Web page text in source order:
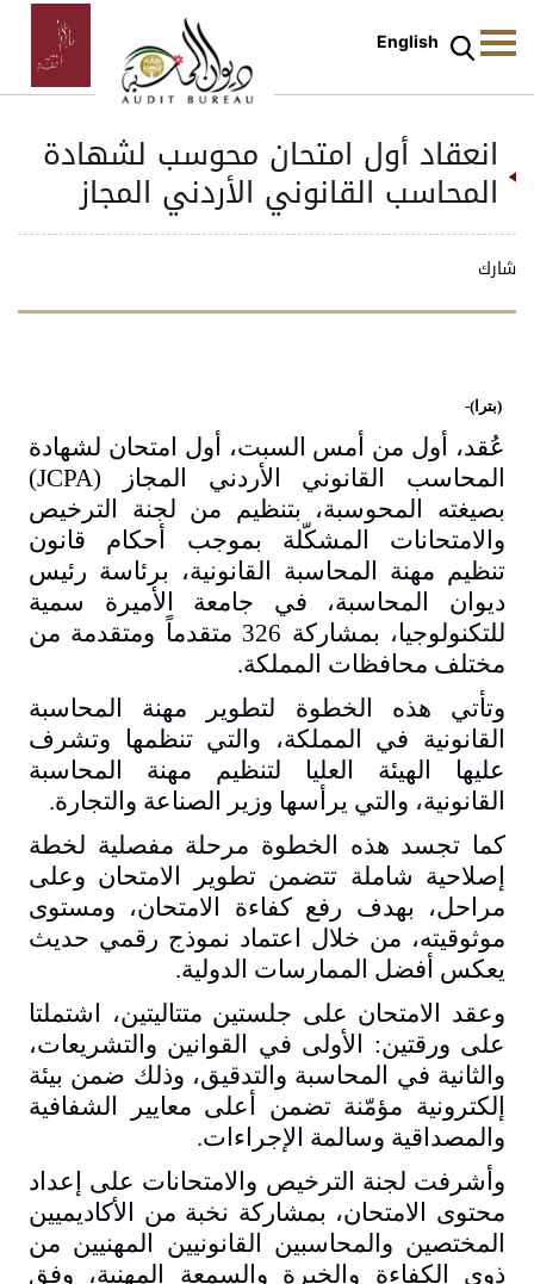
English
انعقاد أول امتحان محوسب لشهادة
المحاسب القانوني الأردني المجاز
شارك
(بترا)-
عُقد، أول من أمس السبت، أول امتحان لشهادة
المحاسب القانوني الأردني المجاز
(JCPA)
بصيغته المحوسبة، بتنظيم من لجنة الترخيص
والامتحانات المشكّلة بموجب أحكام قانون
تنظيم مهنة المحاسبة القانونية، برئاسة رئيس
ديوان المحاسبة، في جامعة الأميرة سمية
للتكنولوجيا، بمشاركة 326 متقدماً ومتقدمة من
مختلف محافظات المملكة.
وتأتي هذه الخطوة لتطوير مهنة المحاسبة
القانونية في المملكة، والتي تنظمها وتشرف
عليها الهيئة العليا لتنظيم مهنة المحاسبة
القانونية، والتي يرأسها وزير الصناعة والتجارة.
كما تجسد هذه الخطوة مرحلة مفصلية لخطة
إصلاحية شاملة تتضمن تطوير الامتحان وعلى
مراحل، بهدف رفع كفاءة الامتحان، ومستوى
موثوقيته، من خلال اعتماد نموذج رقمي حديث
يعكس أفضل الممارسات الدولية.
وعقد الامتحان على جلستين متتاليتين، اشتملتا
على ورقتين: الأولى في القوانين والتشريعات،
والثانية في المحاسبة والتدقيق، وذلك ضمن بيئة
إلكترونية مؤمّنة تضمن أعلى معايير الشفافية
والمصداقية وسالمة الإجراءات.
وأشرفت لجنة الترخيص والامتحانات على إعداد
محتوى الامتحان، بمشاركة نخبة من الأكاديميين
المختصين والمحاسبين القانونيين المهنيين من
ذوي الكفاءة والخبرة والسمعة المهنية، وفق